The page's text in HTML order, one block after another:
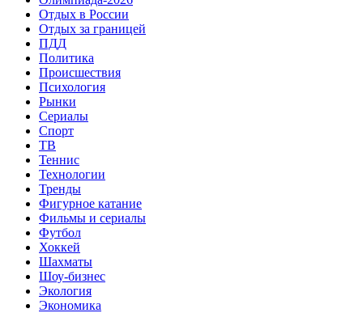
Отдых в России
Отдых за границей
ПДД
Политика
Происшествия
Психология
Рынки
Сериалы
Спорт
ТВ
Теннис
Технологии
Тренды
Фигурное катание
Фильмы и сериалы
Футбол
Хоккей
Шахматы
Шоу-бизнес
Экология
Экономика